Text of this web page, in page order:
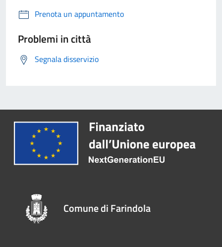
Prenota un appuntamento
Problemi in città
Segnala disservizio
Comune di Farindola